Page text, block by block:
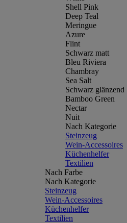
Shell Pink
Deep Teal
Meringue
Azure
Flint
Schwarz matt
Bleu Riviera
Chambray
Sea Salt
Schwarz glänzend
Bamboo Green
Nectar
Nuit
Nach Kategorie
Steinzeug
Wein-Accessoires
Küchenhelfer
Textilien
Nach Farbe
Nach Kategorie
Steinzeug
Wein-Accessoires
Küchenhelfer
Textilien